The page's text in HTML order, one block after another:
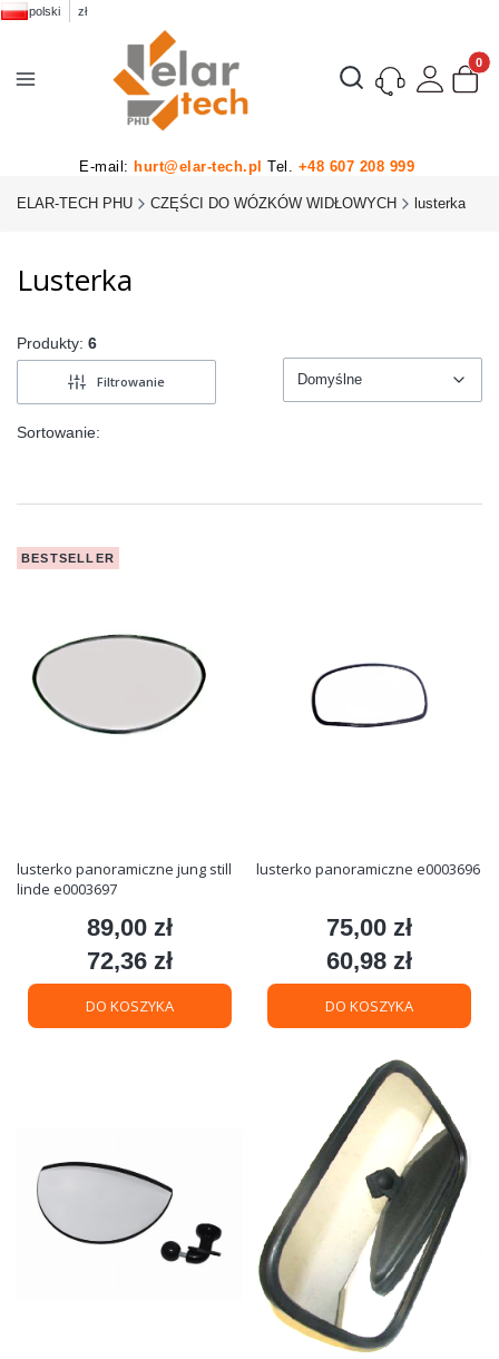
polski zł
Otwórz wyszukiwarkę
E-mail: hurt@elar-tech.pl Tel. +48 607 208 999
ELAR-TECH PHU CZĘŚCI DO WÓZKÓW WIDŁOWYCH lusterka
Lusterka
Produkty: 6
Filtrowanie
Sortowanie:
Domyślne
BESTSELLER
lusterko panoramiczne jung still
linde e0003697
Cena
89,00 zł
Cena
72,36 zł
DO KOSZYKA
lusterko panoramiczne e0003696
Cena
75,00 zł
Cena
60,98 zł
DO KOSZYKA